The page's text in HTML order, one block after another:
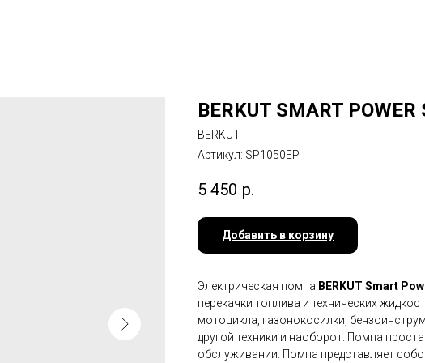
BERKUT SMART
BERKUT
Артикул: SP1050EP
5 450 р.
Добавить в корзину
Электрическая помпа BERKUT Smart
перекачки топлива и технических
мотоцикла, газонокосилки,
другой техники и наоборот. Помпа
обслуживании. Помпа представляет